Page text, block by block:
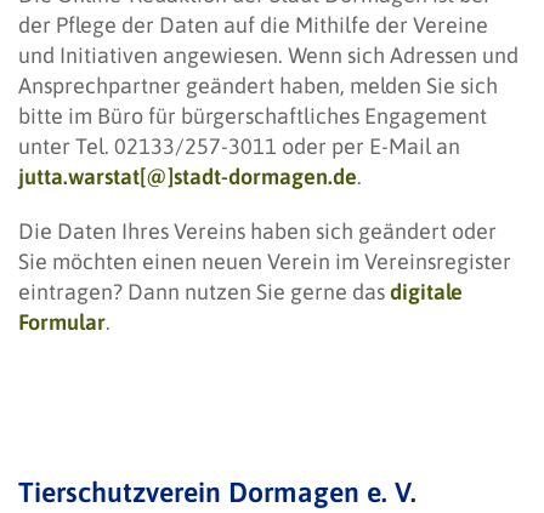
der Pflege der Daten auf die Mithilfe der Vereine
und Initiativen angewiesen. Wenn sich Adressen und
Ansprechpartner geändert haben, melden Sie sich
bitte im Büro für bürgerschaftliches Engagement
unter Tel. 02133/257-3011 oder per E-Mail an
jutta.warstat[@]stadt-dormagen.de.
Die Daten Ihres Vereins haben sich geändert oder
Sie möchten einen neuen Verein im Vereinsregister
eintragen? Dann nutzen Sie gerne dasdigitale
Formular.
Tierschutzverein Dormagen e. V.